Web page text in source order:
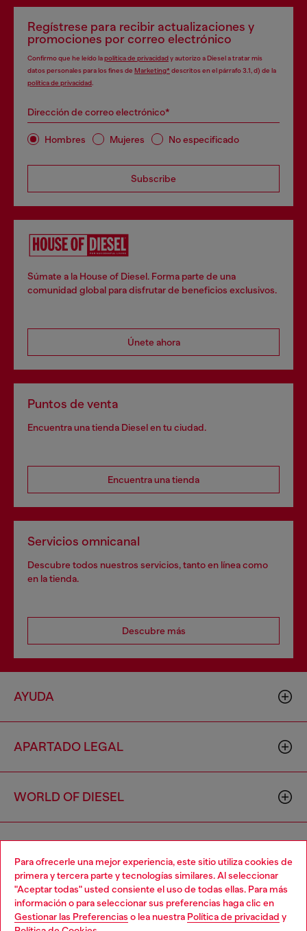
Para ofrecerle una mejor experiencia, este sitio utiliza cookies de
primera y tercera parte y tecnologías similares. Al seleccionar
"Aceptar todas" usted consiente el uso de todas ellas. Para más
información o para seleccionar sus preferencias haga clic en
Gestionar las Preferencias o lea nuestra Política de privacidad y
Regístrese para recibir actualizaciones y
promociones por correo electrónico
Confirmo que he leído lapolítica de privacidady autorizo a Diesel a tratar mis
datos personales para los fines de Marketing*descritos en el párrafo 3.1, d) de la
política de privacidad
Dirección de correo electrónico*
Hombres Mujeres No especificado
Subscribe
Súmate a la House of Diesel. Forma parte de una
comunidad global para disfrutar de beneficios exclusivos.
Únete ahora
Puntos de venta
Encuentra una tienda Diesel en tu ciudad.
Encuentra una tienda
Servicios omnicanal
Descubre todos nuestros servicios, tanto en línea como
en la tienda.
Descubre más
AYUDA
APARTADO LEGAL
WORLD OF DIESEL
Choose your location
You are currently browsing España website, but it seems you